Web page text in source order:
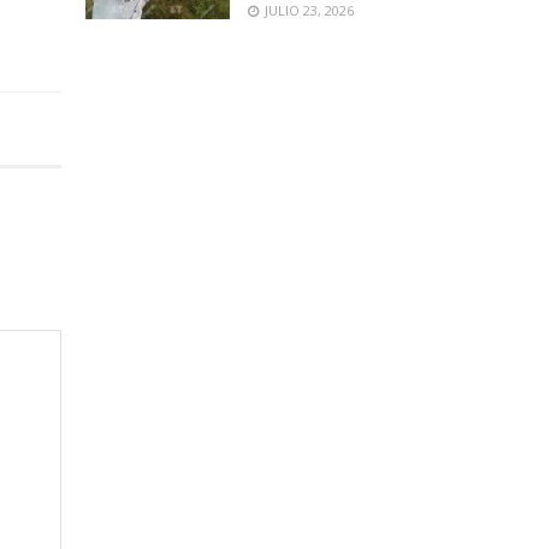
JULIO 23, 2026